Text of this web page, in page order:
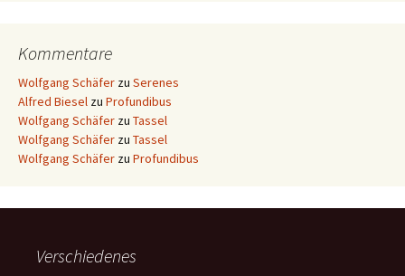
Kommentare
Wolfgang Schäfer zu Serenes
Alfred Biesel zu Profundibus
Wolfgang Schäfer zu Tassel
Wolfgang Schäfer zu Tassel
Wolfgang Schäfer zu Profundibus
Verschiedenes